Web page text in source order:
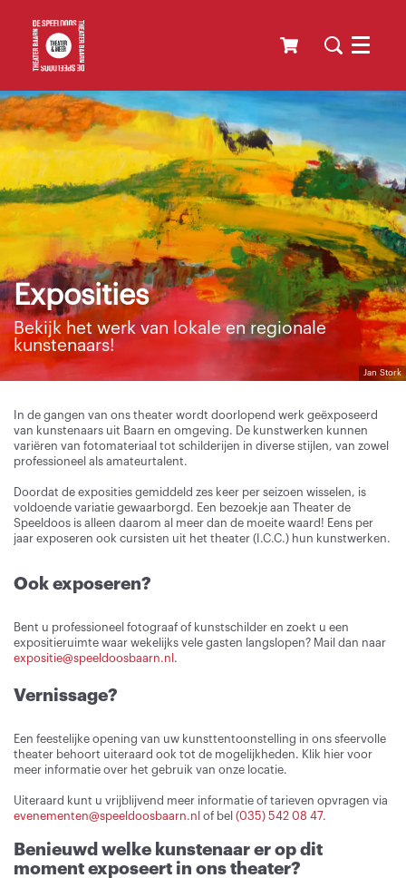
Menu
Jan Stork
Exposities
Bekijk het werk van lokale en regionale
kunstenaars!
In de gangen van ons theater wordt doorlopend werk geëxposeerd
van kunstenaars uit Baarn en omgeving. De kunstwerken kunnen
variëren van fotomateriaal tot schilderijen in diverse stijlen, van zowel
professioneel als amateurtalent.
Doordat de exposities gemiddeld zes keer per seizoen wisselen, is
voldoende variatie gewaarborgd. Een bezoekje aan Theater de
Speeldoos is alleen daarom al meer dan de moeite waard! Eens per
jaar exposeren ook cursisten uit het theater (I.C.C.) hun kunstwerken.
Ook exposeren?
Bent u professioneel fotograaf of kunstschilder en zoekt u een
expositieruimte waar wekelijks vele gasten langslopen? Mail dan naar
expositie@speeldoosbaarn.nl .
Vernissage?
Een feestelijke opening van uw kunsttentoonstelling in ons sfeervolle
theater behoort uiteraard ook tot de mogelijkheden. Klik hier voor
meer informatie over het gebruik van onze locatie.
Uiteraard kunt u vrijblijvend meer informatie of tarieven opvragen via
evenementen@speeldoosbaarn.nl of bel (035) 542 08 47.
Benieuwd welke kunstenaar er op dit
moment exposeert in ons theater?
Inzoomen Inzoomen